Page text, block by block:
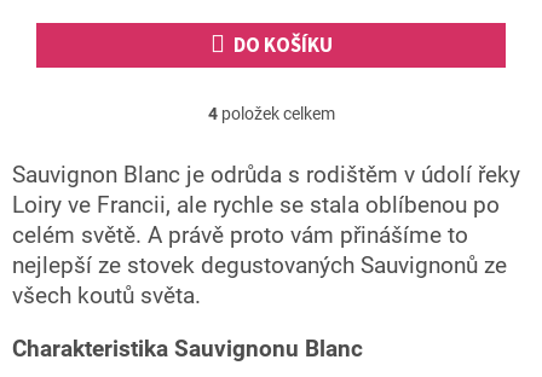
DO KOŠÍKU
O
l
á
d
a
c
v
4položek celkem
Sauvignon Blanc je odrůda s rodištěm v údolí řeky
Loiry ve Francii, ale rychle se stala oblíbenou po
celém světě. A právě proto vám přinášíme to
nejlepší ze stovek degustovaných Sauvignonů ze
všech koutů světa.
Charakteristika Sauvignonu Blanc